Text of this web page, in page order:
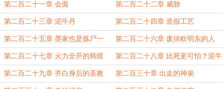
第二百二十一章 会面 第二百二十二章 威胁
第二百二十三章 泥牛丹 第二百二十四章 造假工艺
第二百二十五章 墨家也是炼尸一
脉？
第二百二十六章 废掉欧明东的人
第二百二十七章 火力全开的韩煜 第二百二十八章 比死更可怕？泥牛
丹
第二百二十九章 齐白身后的圣教 第二百三十章 出走的神泉